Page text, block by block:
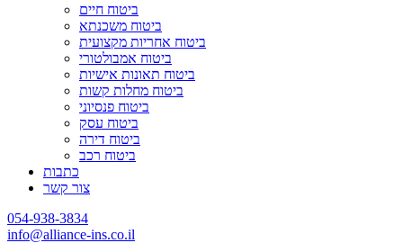
ביטוח חיים
ביטוח משכנתא
ביטוח אחריות מקצועית
ביטוח אמבולטורי
ביטוח תאונות אישיות
ביטוח מחלות קשות
ביטוח פנסיוני
ביטוח עסק
ביטוח דירה
ביטוח רכב
כתבות
צור קשר
054-938-3834
info@alliance-ins.co.il